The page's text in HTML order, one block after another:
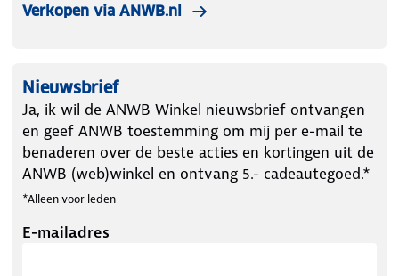
Verkopen via ANWB.nl
Nieuwsbrief
Ja, ik wil de ANWB Winkel nieuwsbrief ontvangen
en geef ANWB toestemming om mij per e-mail te
benaderen over de beste acties en kortingen uit de
ANWB (web)winkel en ontvang 5.- cadeautegoed.*
*Alleen voor leden
E-mailadres